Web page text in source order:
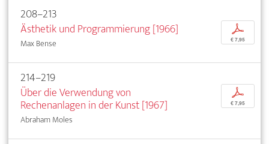
208–213
Ästhetik und Programmierung [1966]
Max Bense
p
€ 7,95
214–219
Über die Verwendung von
Rechenanlagen in der Kunst [1967]
Abraham Moles
p
€ 7,95